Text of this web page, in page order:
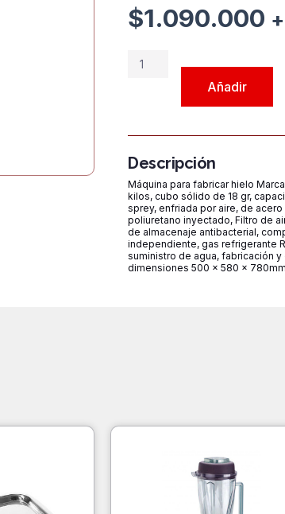
$1.090.000
Máquina
(Turquía)
modelo
FR35LSI,
de
32
kilos
día
cantidad
Añadir
Descripción
Máquina para fabricar hielo
kilos, cubo sólido de 18 gr,
sprey, enfriada por aire, de
poliuretano inyectado, Filtro de
de almacenaje antibacterial,
independiente, gas refrigerante
suministro de agua, fabricación
dimensiones 500 x 580 x 780mm